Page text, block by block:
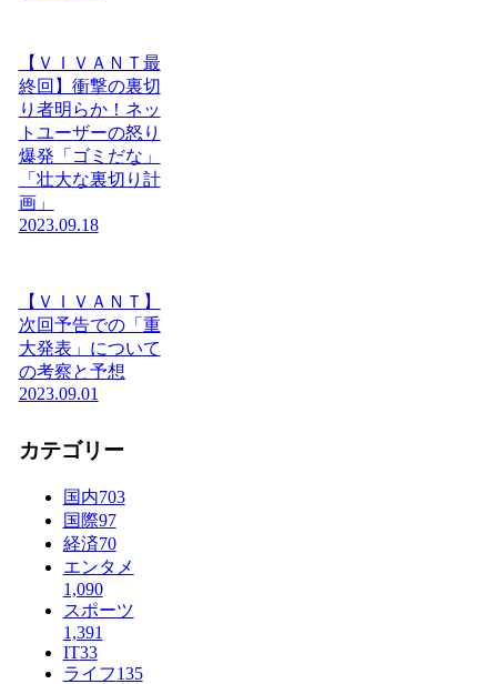
【ＶＩＶＡＮＴ最
終回】衝撃の裏切
り者明らか！ネッ
トユーザーの怒り
爆発「ゴミだな」
「壮大な裏切り計
画」
2023.09.18
【ＶＩＶＡＮＴ】
次回予告での「重
大発表」について
の考察と予想
2023.09.01
カテゴリー
国内703
国際97
経済70
エンタメ
1,090
スポーツ
1,391
IT33
ライフ135